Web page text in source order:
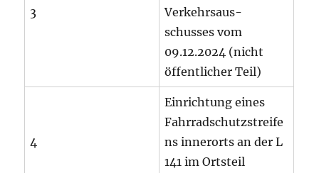
3
Verkehrsaus-
schusses vom
09.12.2024 (nicht
öffentlicher Teil)
4
Einrichtung eines
Fahrradschutzstreife
ns innerorts an der L
141 im Ortsteil